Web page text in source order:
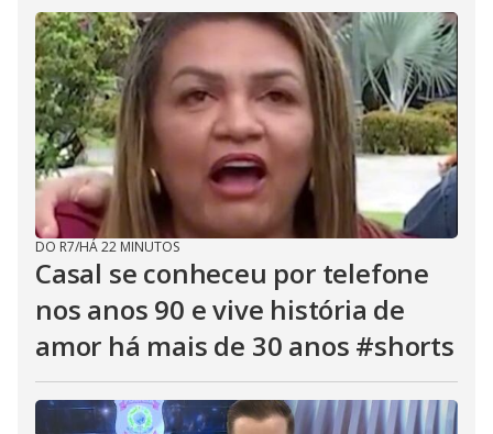
DO R7/HÁ 22 MINUTOS
Casal se conheceu por telefone
nos anos 90 e vive história de
amor há mais de 30 anos #shorts